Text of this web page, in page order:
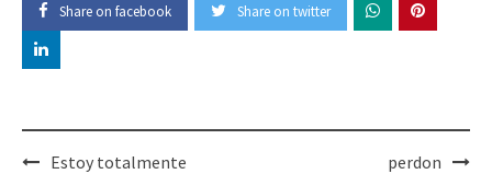
Share on facebook Share on twitter
Estoy totalmente
perdon